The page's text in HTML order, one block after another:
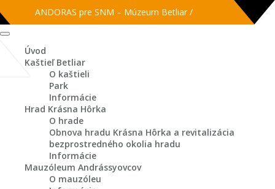
ANDORAS pre SNM – Múzeum Betliar /
Úvod
Kaštieľ Betliar
O kaštieli
Park
Informácie
Hrad Krásna Hôrka
O hrade
Obnova hradu Krásna Hôrka a revitalizácia
bezprostredného okolia hradu
Informácie
Mauzóleum Andrássyovcov
O mauzóleu